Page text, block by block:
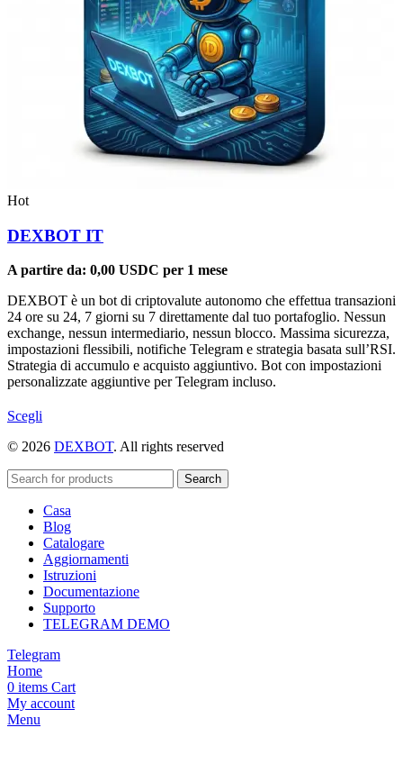
Hot
DEXBOT IT
A partire da: 0,00 USDC per 1 mese
DEXBOT è un bot di criptovalute autonomo che effettua transazioni
24 ore su 24, 7 giorni su 7 direttamente dal tuo portafoglio. Nessun
exchange, nessun intermediario, nessun blocco. Massima sicurezza,
impostazioni flessibili, notifiche Telegram e strategia basata sull’RSI.
Strategia di accumulo e acquisto aggiuntivo. Bot con impostazioni
personalizzate aggiuntive per Telegram incluso.
Scegli
ha
varianti.
opzioni
possono
essere
scelte
nella
pagina
del
prodotto
© 2026 DEXBOT. All rights reserved
Search
Casa
Blog
Catalogare
Aggiornamenti
Istruzioni
Documentazione
Supporto
TELEGRAM DEMO
Telegram
Home
0 items Cart
My account
Menu